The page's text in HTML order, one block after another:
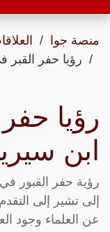
منصة جوا
رؤيا حفر القبر
رؤيا
ابن
رؤية حفر القبور
إلى تشير إلى
عن العلماء وجود